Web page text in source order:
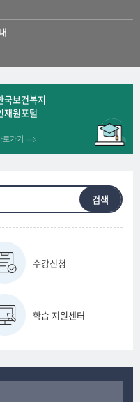
국보건복지
재원포털
검색
수강신청
학습 지원센터